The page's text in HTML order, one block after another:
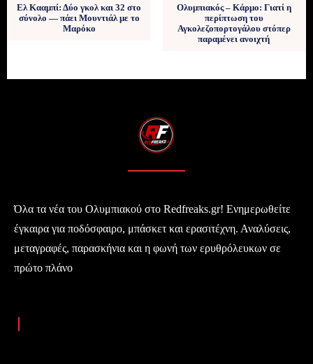
Ελ Κααμπί: Δύο γκολ και 32 στο
σύνολο — πάει Μουντιάλ με το
Μαρόκο
Ολυμπιακός – Κάρμο: Γιατί η
περίπτωση του
Αγκολεζοπορτογάλου στόπερ
παραμένει ανοιχτή
Όλα τα νέα του Ολυμπιακού στο Redfreaks.gr! Ενημερωθείτε
έγκαιρα για ποδόσφαιρο, μπάσκετ και ερασιτέχνη. Αναλύσεις,
μεταγραφές, παρασκήνια και η φωνή των ερυθρόλευκων σε
πρώτο πλάνο